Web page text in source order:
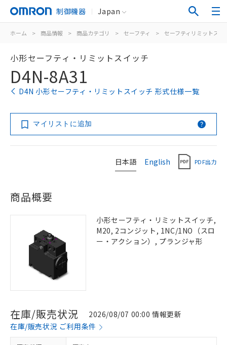
制御機器 Japan
ホーム > 商品情報 > 商品カテゴリ > セーフティ > セーフティリミットスイ
小形セーフティ・リミットスイッチ
D4N-8A31
D4N 小形セーフティ・リミットスイッチ 形式仕様一覧
マイリストに追加
日本語 English PDF出力
商品概要
小形セーフティ・リミットスイッチ,
M20, 2コンジット, 1NC/1NO（スロ
ー・アクション）, プランジャ形
在庫/販売状況
2026/08/07 00:00 情報更新
在庫/販売状況 ご利用条件